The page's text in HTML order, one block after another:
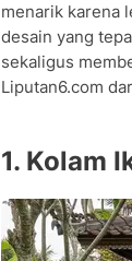
menarik karena
desain yang
sekaligus
Liputan6.com
1. Kolam